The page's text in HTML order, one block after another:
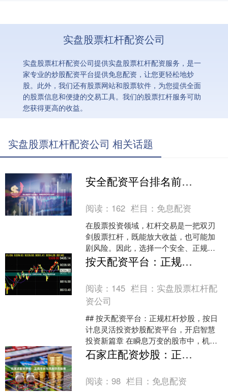
实盘股票杠杆配资公司
实盘股票杠杆配资公司提供实盘股票杠杆配资服务，是一
家专业的炒股配资平台提供免息配资，让您更轻松地炒
股。此外，我们还有股票网站和股票软件，为您提供全面
的股票信息和便捷的交易工具。我们的股票扛杆服务可助
您获得更高的收益。
实盘股票杠杆配资公司 相关话题
安全配资平台排名前十，正规股票杠杆平台推荐
阅读： 162 栏目： 免息配资
在股票投资领域，杠杆交易是一把双刃
剑股票扛杆，既能放大收益，也可能加
剧风险。因此，选择一个安全、正规的
配资平台至关重要。本文将为您梳理当
前市场上相对可靠、受到较....
按天配资平台：正规杠杆炒股，按日计息灵活投资
阅读： 145 栏目： 实盘股票杠杆配
资公司
## 按天配资平台：正规杠杆炒股，按日
计息灵活投资炒股配资平台，开启智慧
投资新篇章 在瞬息万变的股市中，机会
往往稍纵即逝。对于许多投资者而言，
如何高效利用资金、....
石家庄配资炒股：正规平台与风险防范指南
阅读：98 栏目： 免息配资